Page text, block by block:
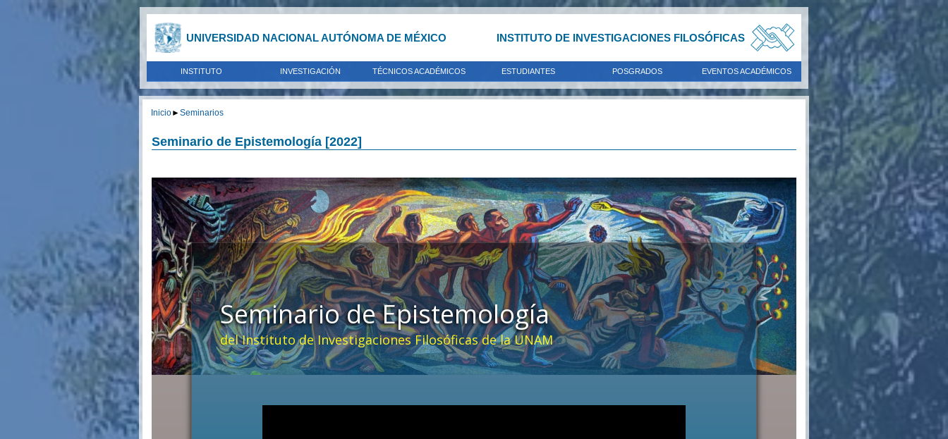
UNIVERSIDAD NACIONAL AUTÓNOMA DE MÉXICO INSTITUTO DE INVESTIGACIONES FILOSÓFICAS
INSTITUTO INVESTIGACIÓN TÉCNICOS ACADÉMICOS ESTUDIANTES POSGRADOS EVENTOS ACADÉMICOS
Inicio► Seminarios
Seminario de Epistemología [2022]
Seminario de Epistemología
del Instituto de Investigaciones Filosóficas de la UNAM